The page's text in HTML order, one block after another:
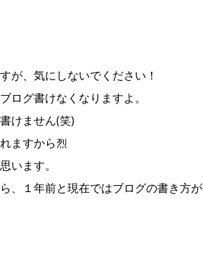
が、気にしないでください！
ログ書けなくなりますよ。
けません(笑)
ますから烈
います。
、１年前と現在ではブログの書き方が